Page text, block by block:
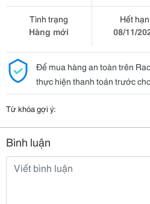
Tình trạng
Hàng mới
Hết hạn
08/11/
Để mua hàng an toàn trên
thực hiện thanh toán trước
Từ khóa gợi ý:
Bình luận